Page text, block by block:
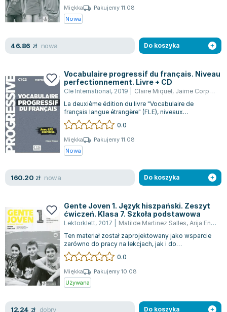
Miękka
Pakujemy 11.08
Nowa
46.86 zł nowa Do koszyka
Vocabulaire progressif du français. Niveau
perfectionnement. Livre + CD
Cle International, 2019 Claire Miquel, Jaime Corpas
La deuxième édition du livre "Vocabulaire de
français langue étrangère" (FLE), niveaux
perfectionnement (C1-C2) de la collection P...
0.0
Miękka
Pakujemy 11.08
Nowa
160.20 zł nowa Do koszyka
Gente Joven 1. Język hiszpański. Zeszyt
ćwiczeń. Klasa 7. Szkoła podstawowa
Lektorklett, 2017 Matilde Martinez Salles, Arija Encina Alonso
Ten materiał został zaprojektowany jako wsparcie
zarówno do pracy na lekcjach, jak i do
samodzielnej nauki. Zawiera różnorodne ćwi...
0.0
Miękka
Pakujemy 10.08
Używana
12.24 zł dobry Do koszyka